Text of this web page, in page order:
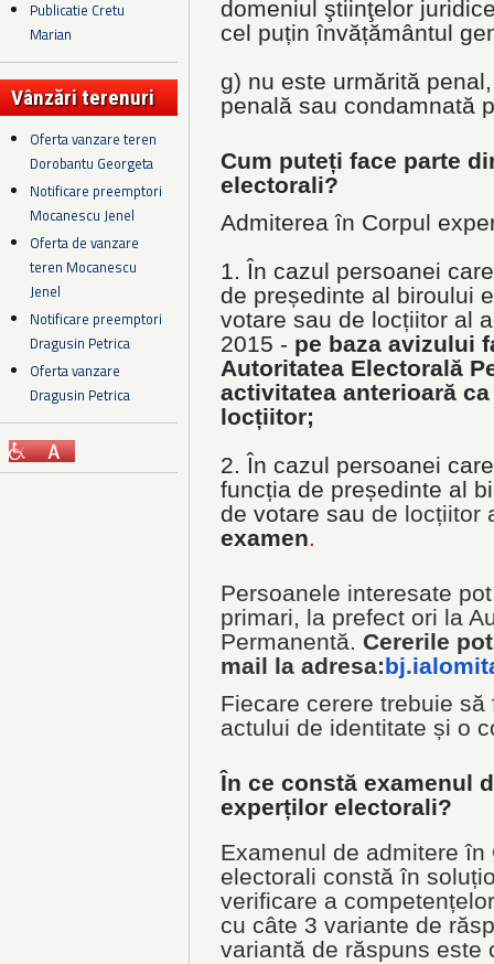
Publicatie Cretu
Marian
Vânzări terenuri
Oferta vanzare teren
Dorobantu Georgeta
Notificare preemptori
Mocanescu Jenel
Oferta de vanzare
teren Mocanescu
Jenel
Notificare preemptori
Dragusin Petrica
Oferta vanzare
Dragusin Petrica
domeniul ştiinţelor
cel puțin învățământul
g) nu este urmărită
penală sau condamnată
Cum puteți face parte
electorali?
Admiterea în Corpul
1. În cazul persoanei
de președinte al biroului
votare sau de locțiitor al
2015 - pe baza avizului
Autoritatea Electorală
activitatea anterioară
locțiitor;
2. În cazul persoanei
funcția de președinte al
de votare sau de locțiitor
examen.
Persoanele interesate
primari, la prefect ori la
Permanentă. Cererile
mail la adresa:
Fiecare cerere trebuie
actului de identitate și o
În ce constă examenul
experților electorali?
Examenul de admitere în
electorali constă în
verificare a
cu câte 3 variante de
variantă de răspuns este